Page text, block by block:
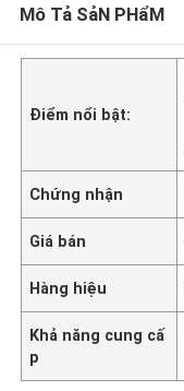
Mô Tả SảN PHẩM
Điểm nổi bật:
Chứng nhận
Giá bán
Hàng hiệu
Khả năng cung cấ
p